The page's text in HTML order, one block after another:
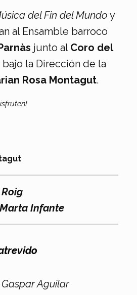
del Fin del Mundo y
al Ensamble barroco
junto al Coro del
bajo la Dirección de la
Rosa Montagut.
Marta Infante
Aguilar